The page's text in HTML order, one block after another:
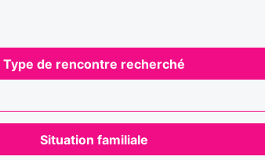
Type de rencontre recherché
Situation familiale